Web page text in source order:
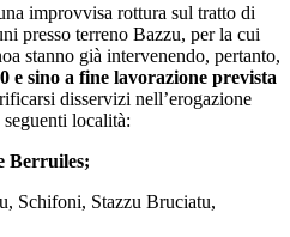
improvvisa rottura sul tratto di
presso terreno Bazzu, per la cui
stanno già intervenendo, pertanto,
e sino a fine lavorazione prevista
disservizi nell’erogazione
località:
Berruiles;
Schifoni, Stazzu Bruciatu,